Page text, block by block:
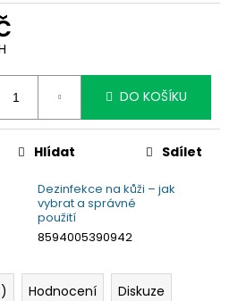
DO KOŠÍKU
Dezinfekce na kůži – jak
vybrat a správné
použití
8594005390942
Hlídat Sdílet
Hodnocení Diskuze